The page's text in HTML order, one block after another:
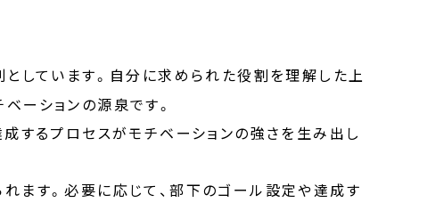
しています。自分に求められた役割を理解した上
ーションの源泉です。
するプロセスがモチベーションの強さを生み出し
ます。必要に応じて、部下のゴール設定や達成す